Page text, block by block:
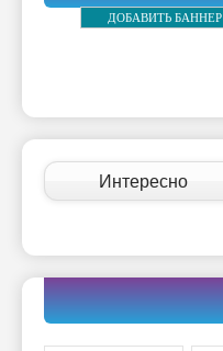
ДОБАВИТЬ БАННЕР
Интересно